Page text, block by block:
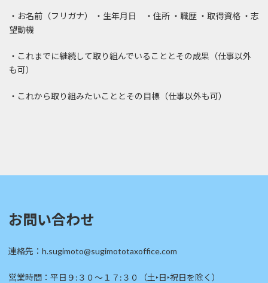
・お名前（フリガナ） ・生年月日 ・住所 ・職歴 ・取得資格 ・志
望動機
・これまでに継続して取り組んでいることとその成果（仕事以外
も可）
・これから取り組みたいこととその目標（仕事以外も可）
お問い合わせ
連絡先：h.sugimoto@sugimototaxoffice.com
営業時間：平日９:３０～１７:３０（土‣日‣祝日を除く）